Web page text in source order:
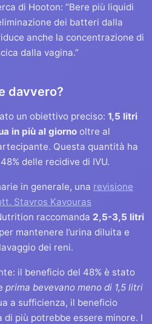
di Hooton: “Bere più liquidi
dei batteri dalla
anche la concentrazione di
dalla vagina.”
davvero?
un obiettivo preciso: 1,5 litri
in più al giorno oltre al
Questa quantità ha
delle recidive di IVU.
in generale, una revisione
Stavros Kavouras
raccomanda 2,5-3,5 litri
per mantenere l’urina diluita e
dei reni.
il beneficio del 48% è stato
prima bevevano meno di 1,5 litri
a sufficienza, il beneficio
di più potrebbe essere minore. I